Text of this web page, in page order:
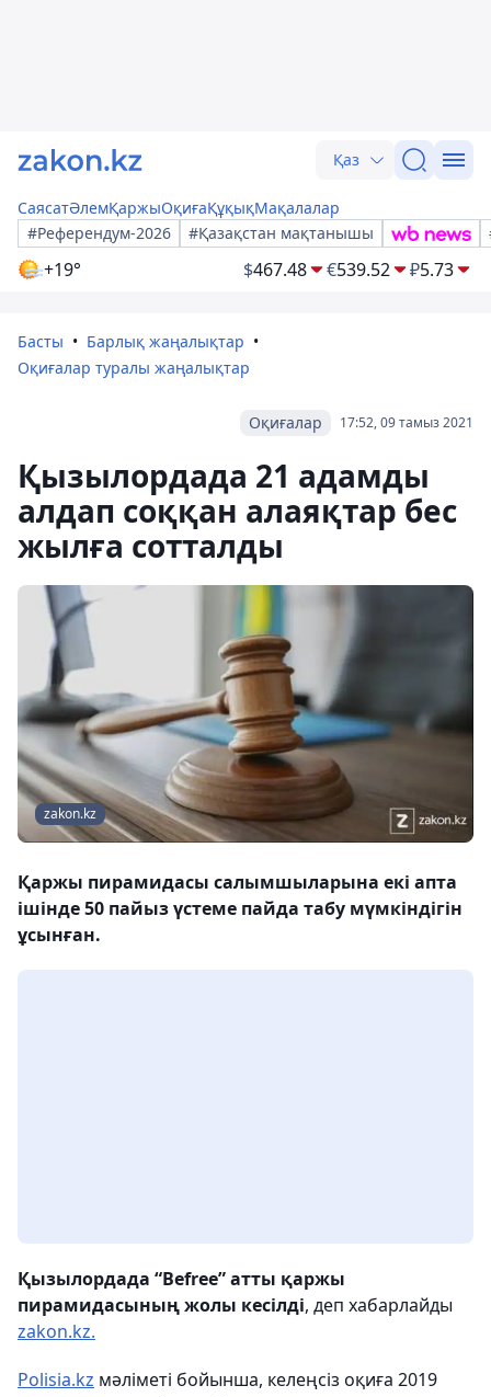
Қаз
СаясатӘлемҚаржыОқиғаҚұқықМақалалар
#Референдум-2026
#Қазақстан мақтанышы
+19° $467.48 €539.52 ₽5.73
Басты
Барлық жаңалықтар
Оқиғалар туралы жаңалықтар
17:52, 09 тамыз 2021
Оқиғалар
Қызылордада 21 адамды
алдап соққан алаяқтар бес
жылға сотталды
zakon.kz
Қаржы пирамидасы салымшыларына екі апта
ішінде 50 пайыз үстеме пайда табу мүмкіндігін
ұсынған.
Қызылордада “Befree” атты қаржы
пирамидасының жолы кесілді, деп хабарлайды
zakon.kz.
Polisia.kz мәліметі бойынша, келеңсіз оқиға 2019